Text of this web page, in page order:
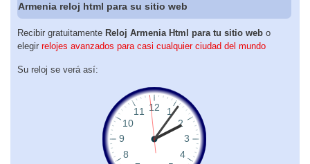
Armenia reloj html para su sitio web
Recibir gratuitamente Reloj Armenia Html para tu sitio web o
elegir relojes avanzados para casi cualquier ciudad del mundo
Su reloj se verá así: